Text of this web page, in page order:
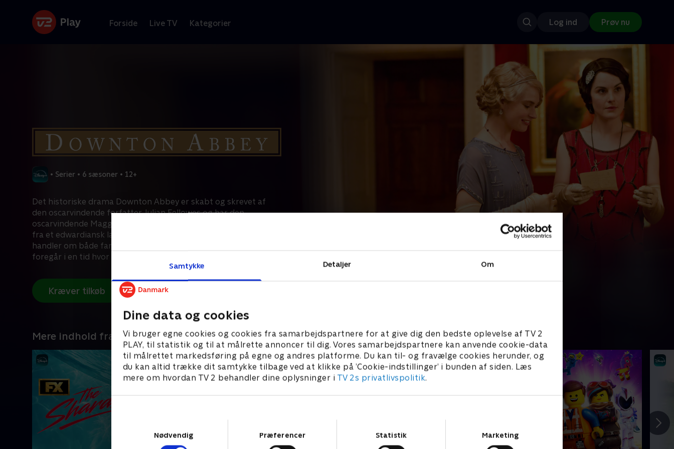
Samtykke Detaljer Om
Dine data og cookies
Vi bruger egne cookies og cookies fra samarbejdspartnere for at give dig den bedste oplevelse af TV 2
PLAY, til statistik og til at målrette annoncer til dig. Vores samarbejdspartnere kan anvende cookie-data
til målrettet markedsføring på egne og andres platforme. Du kan til- og fravælge cookies herunder, og
du kan altid trække dit samtykke tilbage ved at klikke på ’Cookie-indstillinger’ i bunden af siden. Læs
mere om hvordan TV 2 behandler dine oplysninger i TV 2s privatlivspolitik.
Nødvendig
Præferencer Statistik Marketing
Forside Live TV Kategorier Log ind Prøv nu
• Serier • 6 sæsoner • 12+
Det historiske drama Downton Abbey er skabt og skrevet af
den oscarvindende forfatter Julian Fellowes og har den
oscarvindende Maggie Smith i hovedrollen som enkegrevinden
fra et edwardiansk landsted i 1910’ernes England. Serien
handler om både familien Crawley og deres tjenestefolk og
foregår i en tid hvor de sidste rester af århundreders traditioner
bliver visket ud af verdenskrigen og modernitetens indtog. Den
stjernebesatte rolleliste inkluderer også Hugh Bonneville og
Elizabeth McGovern.
Kræver tilkøb
Mere indhold fra Disney+